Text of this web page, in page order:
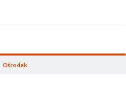
Ośrodek